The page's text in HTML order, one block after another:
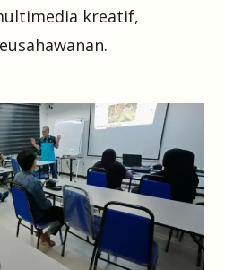
kreatif,